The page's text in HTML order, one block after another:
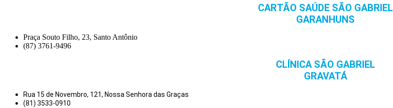
CARTÃO SAÚDE SÃO GABRIEL
GARANHUNS
Praça Souto Filho, 23, Santo Antônio
(87) 3761-9496
CLÍNICA SÃO GABRIEL
GRAVATÁ
Rua 15 de Novembro, 121, Nossa Senhora das Graças
(81) 3533-0910